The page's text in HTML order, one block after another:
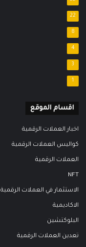
22
8
4
3
1
اقسام الموقع
اخبار العملات الرقمية
كواليس العملات الرقمية
العملات الرقمية
NFT
الاستثمار في العملات الرقمية
الاكاديمية
البلوكتشين
تعدين العملات الرقمية